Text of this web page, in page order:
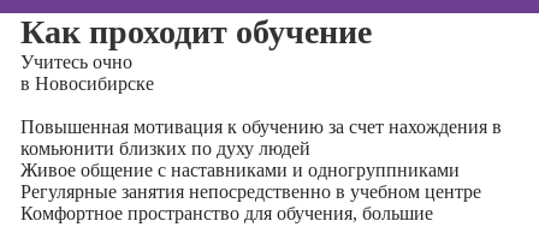
Как проходит обучение
Учитесь очно
в Новосибирске
Повышенная мотивация к обучению за счет нахождения в
комьюнити близких по духу людей
Живое общение с наставниками и одногруппниками
Регулярные занятия непосредственно в учебном центре
Комфортное пространство для обучения, большие